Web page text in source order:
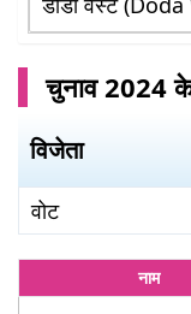
चुनाव 2024 के
विजेता
वोट
नाम